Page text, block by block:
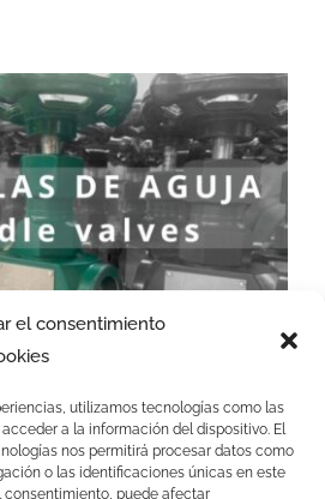
el consentimiento
utilizamos tecnologías como las
a la información del dispositivo. El
nos permitirá procesar datos como
o las identificaciones únicas en este
consentimiento, puede afectar
Aguja: Clave en la
Industrial y
Personaliza cada
🔧
Clave en la
Industrial y Cómo
cada Proyecto 🔧